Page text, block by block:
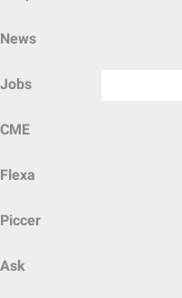
News
Jobs
CME
Flexa
Piccer
Ask